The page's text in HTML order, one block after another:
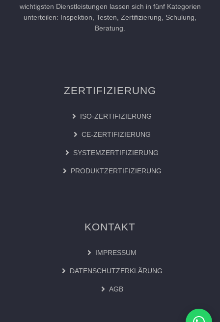
wichtigsten Dienstleistungen lassen sich in fünf Kategorien
unterteilen: Inspektion, Testen, Zertifizierung, Schulung,
Beratung.
ZERTIFIZIERUNG
ISO-ZERTIFIZIERUNG
CE-ZERTIFIZIERUNG
SYSTEMZERTIFIZIERUNG
PRODUKTZERTIFIZIERUNG
KONTAKT
IMPRESSUM
DATENSCHUTZERKLÄRUNG
AGB